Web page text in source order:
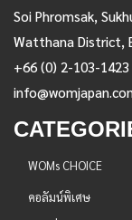
Soi Phromsak,
Watthana District,
+66 (0) 2-103-1423
WOMs CHOICE
คอลัมน์พิเศษ